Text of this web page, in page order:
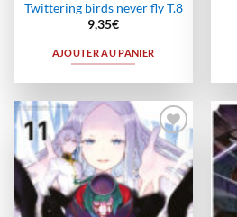
Twittering birds never fly T.8
9,35€
AJOUTER AU PANIER
Ajouter
à la
wishlist